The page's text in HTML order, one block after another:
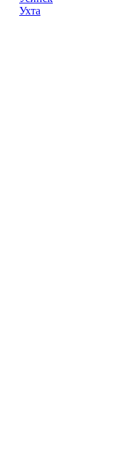
Ухта